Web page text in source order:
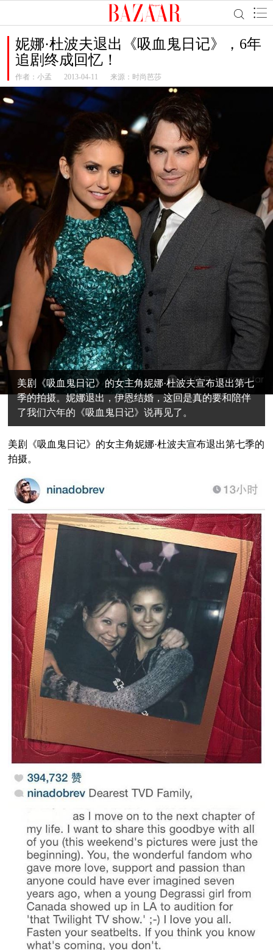
妮娜·杜波夫退出《吸血鬼日记》，6年
追剧终成回忆！
作者： 小孟 2013-04-11 来源：时尚芭莎
美剧《吸血鬼日记》的女主角妮娜·杜波夫宣布退出第七
季的拍摄。妮娜退出，伊恩结婚，这回是真的要和陪伴
了我们六年的《吸血鬼日记》说再见了。
美剧《吸血鬼日记》的女主角妮娜·杜波夫宣布退出第七季的
拍摄。